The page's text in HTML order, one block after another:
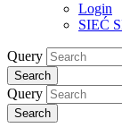
Login
SIEĆ
Query
Search
Query
Search